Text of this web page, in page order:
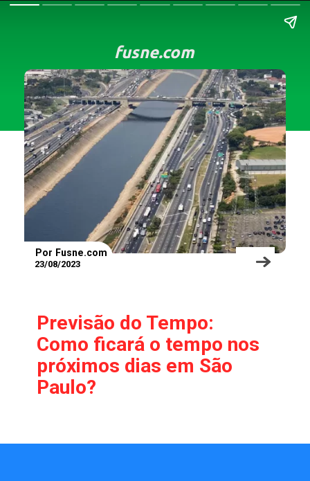
Por Fusne.com
23/08/2023
Previsão do Tempo:
Como ficará o tempo nos
próximos dias em São
Paulo?
fusne.com